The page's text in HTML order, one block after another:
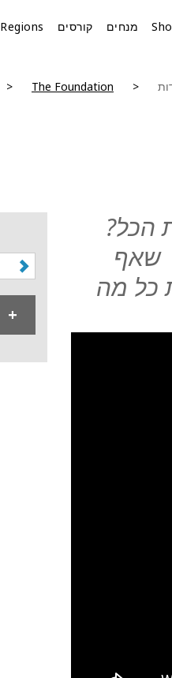
Regions קורסים מנחים
The Foundation
הכל?
שאף
כל מה